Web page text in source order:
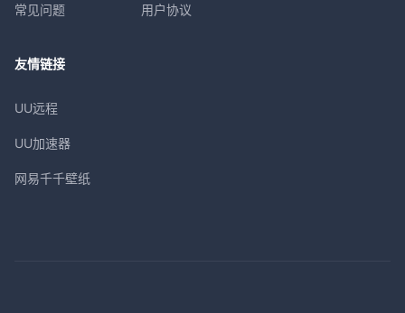
常见问题 用户协议
友情链接
UU远程
UU加速器
网易千千壁纸